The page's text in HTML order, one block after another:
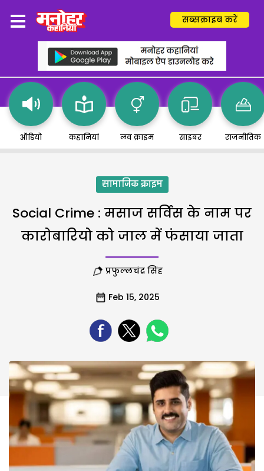
सब्सक्राइब करें
ऑडियो कहानियां लव क्राइम साइबर राजनीतिक
सामाजिक क्राइम
Social Crime : मसाज सर्विस के नाम पर
कारोबारियो को जाल में फंसाया जाता
प्रफुल्लचंद्र सिंह
Feb 15, 2025